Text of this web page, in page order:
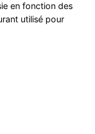
en fonction des
utilisé pour